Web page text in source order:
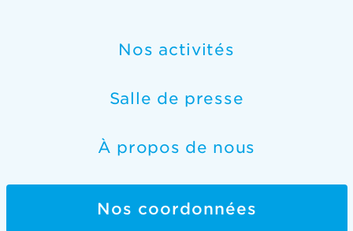
Nos activités
Salle de presse
À propos de nous
Nos coordonnées